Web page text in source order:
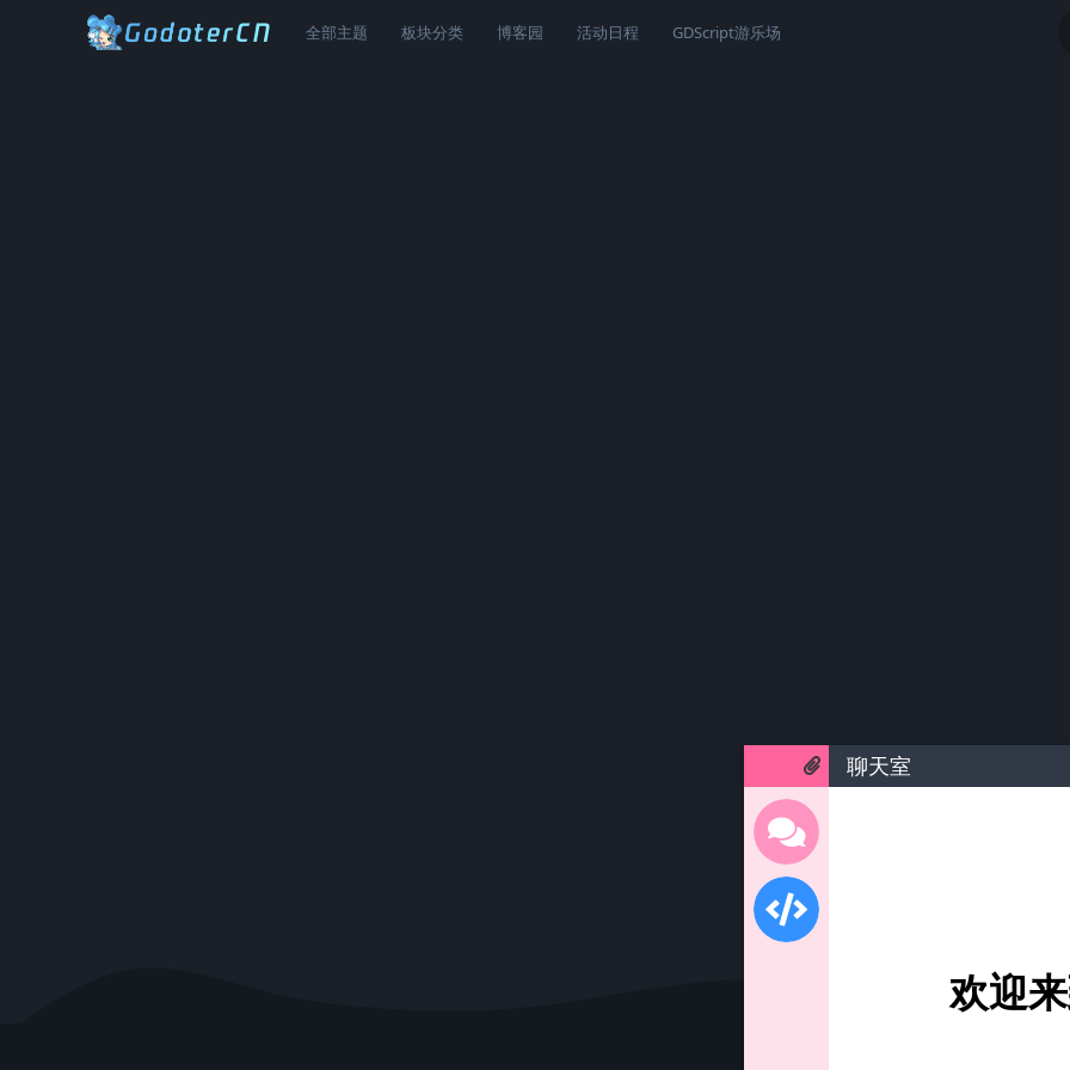
全部主题 板块分类 博客园 活动日程 GDScript游乐场
聊天室
欢迎